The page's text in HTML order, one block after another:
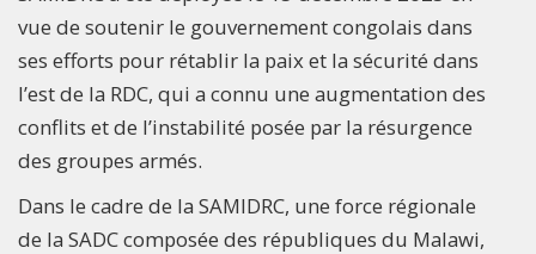
vue de soutenir le gouvernement congolais dans
ses efforts pour rétablir la paix et la sécurité dans
l’est de la RDC, qui a connu une augmentation des
conflits et de l’instabilité posée par la résurgence
des groupes armés.
Dans le cadre de la SAMIDRC, une force régionale
de la SADC composée des républiques du Malawi,